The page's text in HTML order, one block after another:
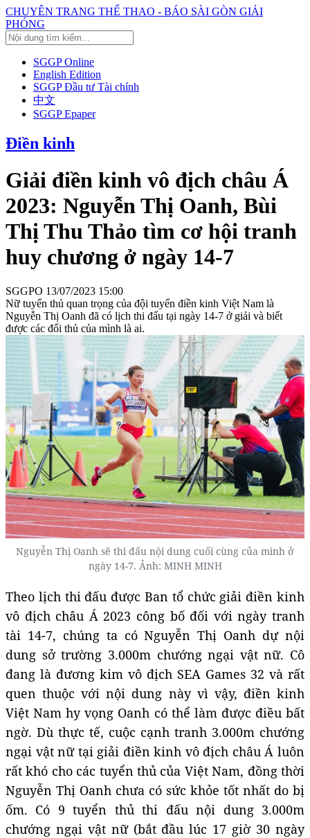
CHUYÊN TRANG THỂ THAO - BÁO SÀI GÒN GIẢI
PHÓNG
SGGP Online
English Edition
SGGP Đầu tư Tài chính
中文
SGGP Epaper
Điền kinh
Giải điền kinh vô địch châu Á
2023: Nguyễn Thị Oanh, Bùi
Thị Thu Thảo tìm cơ hội tranh
huy chương ở ngày 14-7
SGGPO 13/07/2023 15:00
Nữ tuyển thủ quan trọng của đội tuyển điền kinh Việt Nam là
Nguyễn Thị Oanh đã có lịch thi đấu tại ngày 14-7 ở giải và biết
được các đối thủ của mình là ai.
Nguyễn Thị Oanh sẽ thi đấu nội dung cuối cùng của mình ở
ngày 14-7. Ảnh: MINH MINH
Theo lịch thi đấu được Ban tổ chức giải điền kinh
vô địch châu Á 2023 công bố đối với ngày tranh
tài 14-7, chúng ta có Nguyễn Thị Oanh dự nội
dung sở trường 3.000m chướng ngại vật nữ. Cô
đang là đương kim vô địch SEA Games 32 và rất
quen thuộc với nội dung này vì vậy, điền kinh
Việt Nam hy vọng Oanh có thể làm được điều bất
ngờ. Dù thực tế, cuộc cạnh tranh 3.000m chướng
ngại vật nữ tại giải điền kinh vô địch châu Á luôn
rất khó cho các tuyển thủ của Việt Nam, đồng thời
Nguyễn Thị Oanh chưa có sức khỏe tốt nhất do bị
ốm. Có 9 tuyển thủ thi đấu nội dung 3.000m
chướng ngại vật nữ (bắt đầu lúc 17 giờ 30 ngày